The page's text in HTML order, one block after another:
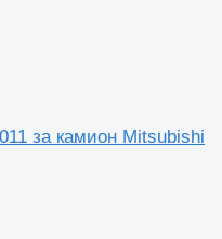
за камион Mitsubishi